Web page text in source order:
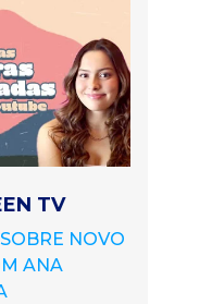
TV
NOVO
ANA